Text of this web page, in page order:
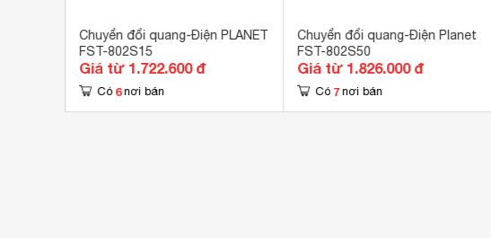
Chuyển đổi quang-Điện PLANET
FST-802S15
Giá từ 1.722.600 đ
Có 6 nơi bán
Chuyển đổi quang-Điện Planet
FST-802S50
Giá từ 1.826.000 đ
Có 7 nơi bán